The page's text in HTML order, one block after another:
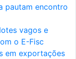
pautam encontro
vagos e
o E-Fisc
em exportações